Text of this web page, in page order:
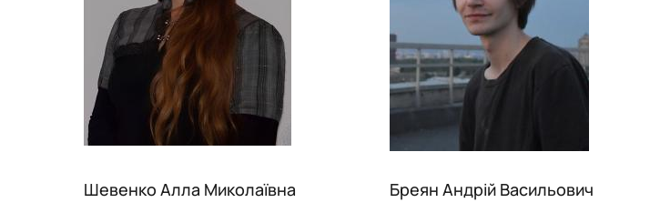
Шевенко Алла Миколаївна Бреян Андрій Васильович